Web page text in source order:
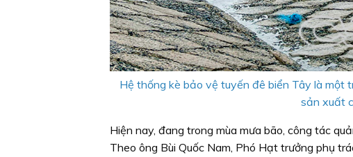
Hệ thống kè bảo vệ tuyến đê biển Tây là một
sản xuất
Hiện nay, đang trong mùa mưa bão, công tác
Theo ông Bùi Quốc Nam, Phó Hạt trưởng phụ